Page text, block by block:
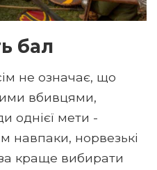
бал
не означає, що
вбивцями,
однієї мети -
навпаки, норвезькі
краще вибирати